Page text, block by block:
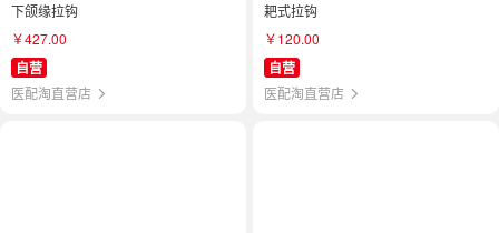
下颌缘拉钩
￥427.00
自营
医配淘直营店
耙式拉钩
￥120.00
自营
医配淘直营店